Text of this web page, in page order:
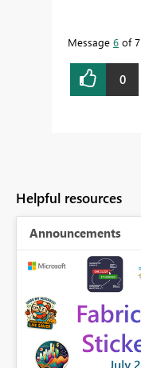
Message 6 of 7
0
Helpful resources
Announcements